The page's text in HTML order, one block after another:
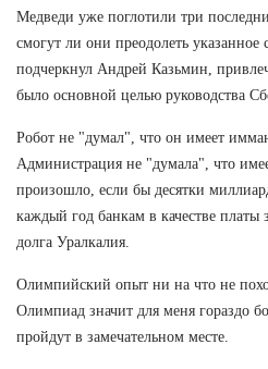
Медведи уже поглотили три
смогут ли они преодолеть указанное
подчеркнул Андрей Казьмин,
было основной целью руководства
Робот не "думал", что он имеет
Администрация не "думала", что
произошло, если бы десятки
каждый год банкам в качестве платы
долга Уралкалия.
Олимпийский опыт ни на что не
Олимпиад значит для меня гораздо
пройдут в замечательном месте.